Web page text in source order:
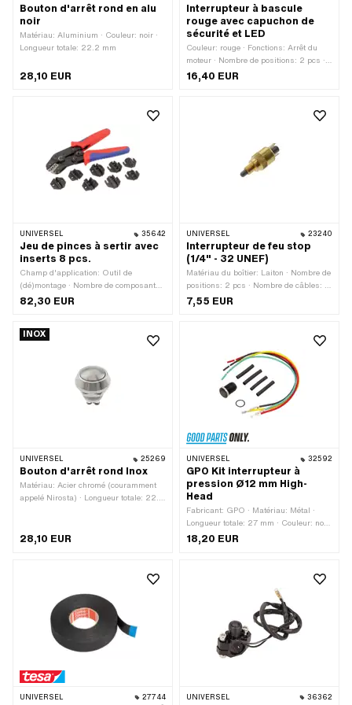
Bouton d'arrêt rond en alu
noir
Matériau: Aluminium · Couleur: noir ·
Longueur totale: 22.2 mm
28,10 EUR
Interrupteur à bascule
rouge avec capuchon de
sécurité et LED
Couleur: rouge · Fonctions: Arrêt du
moteur · Nombre de positions: 2 pcs ·
Nombre de câbles: 3 pcs · Longueur
16,40 EUR
UNIVERSEL 35642
Jeu de pinces à sertir avec
inserts 8 pcs.
Champ d'application: Outil de
(dé)montage · Nombre de composants:
9 pcs
82,30 EUR
UNIVERSEL 23240
Interrupteur de feu stop
(1/4" - 32 UNEF)
Matériau du boîtier: Laiton · Nombre de
positions: 2 pcs · Nombre de câbles: 2
pcs · Longueur totale: 36 mm · Type de
7,55 EUR
INOX
UNIVERSEL 25269
Bouton d'arrêt rond Inox
Matériau: Acier chromé (couramment
appelé Nirosta) · Longueur totale: 22.2
28,10 EUR
UNIVERSEL 32592
GPO Kit interrupteur à
pression Ø12 mm High-
Head
Fabricant: GPO · Matériau: Métal ·
Longueur totale: 27 mm · Couleur: noir
· Nombre de positions: 2 pcs · Nombre
18,20 EUR
UNIVERSEL 27744 UNIVERSEL 36362